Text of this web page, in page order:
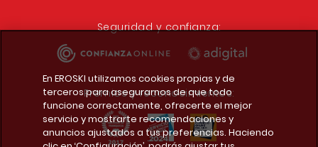
Seguridad y confianza:
Premios y reconocimientos:
En EROSKI utilizamos cookies propias y de
terceros para asegurarnos de que todo
funcione correctamente, ofrecerte el mejor
servicio y mostrarte recomendaciones y
anuncios ajustados a tus preferencias. Haciendo